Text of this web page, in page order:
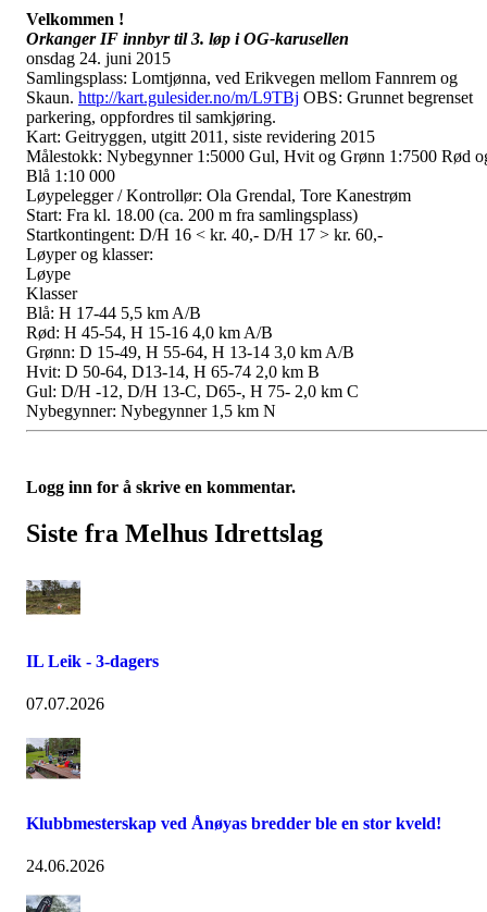
Velkommen !
Orkanger IF innbyr til 3. løp i OG-karusellen
onsdag 24. juni 2015
Samlingsplass: Lomtjønna, ved Erikvegen mellom Fannrem og
Skaun. http://kart.gulesider.no/m/L9TBj OBS: Grunnet begrenset
parkering, oppfordres til samkjøring.
Kart: Geitryggen, utgitt 2011, siste revidering 2015
Målestokk: Nybegynner 1:5000 Gul, Hvit og Grønn 1:7500 Rød
Blå 1:10 000
Løypelegger / Kontrollør: Ola Grendal, Tore Kanestrøm
Start: Fra kl. 18.00 (ca. 200 m fra samlingsplass)
Startkontingent: D/H 16 < kr. 40,- D/H 17 > kr. 60,-
Løyper og klasser:
Løype
Klasser
Blå: H 17-44 5,5 km A/B
Rød: H 45-54, H 15-16 4,0 km A/B
Grønn: D 15-49, H 55-64, H 13-14 3,0 km A/B
Hvit: D 50-64, D13-14, H 65-74 2,0 km B
Gul: D/H -12, D/H 13-C, D65-, H 75- 2,0 km C
Nybegynner: Nybegynner 1,5 km N
Logg inn for å skrive en kommentar.
Siste fra Melhus Idrettslag
IL Leik - 3-dagers
07.07.2026
Klubbmesterskap ved Ånøyas bredder ble en stor kveld!
24.06.2026